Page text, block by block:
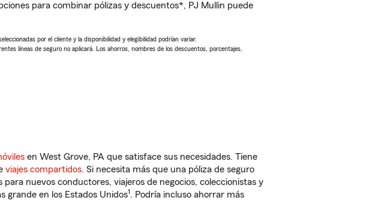
para combinar pólizas y descuentos*, PJ Mullin puede
por el cliente y la disponibilidad y elegibilidad podrían variar.
líneas de seguro no aplicará. Los ahorros, nombres de los descuentos, porcentajes,
en West Grove, PA que satisface sus necesidades. Tiene
viajes compartidos. Si necesita más que una póliza de seguro
nuevos conductores, viajeros de negocios, coleccionistas y
grande en los Estados Unidos1. Podría incluso ahorrar más